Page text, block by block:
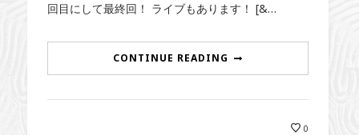
回目にして最終回！ ライブもあります！ [&…
CONTINUE READING
0